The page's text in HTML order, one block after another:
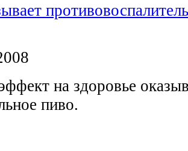
на здоровье
пиво.